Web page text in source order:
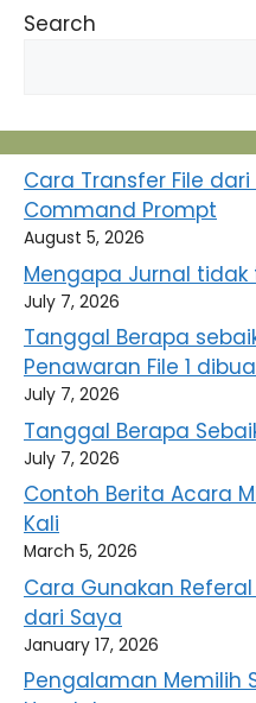
Search
Cara Transfer File dari
Command Prompt
August 5, 2026
Mengapa Jurnal tidak
July 7, 2026
Tanggal Berapa
Penawaran File 1
July 7, 2026
Tanggal Berapa
July 7, 2026
Contoh Berita Acara
Kali
March 5, 2026
Cara Gunakan
dari Saya
January 17, 2026
Pengalaman Memilih